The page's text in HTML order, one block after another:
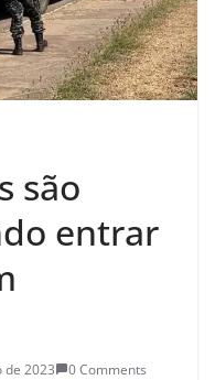
são
entrar
de 2023 0 Comments